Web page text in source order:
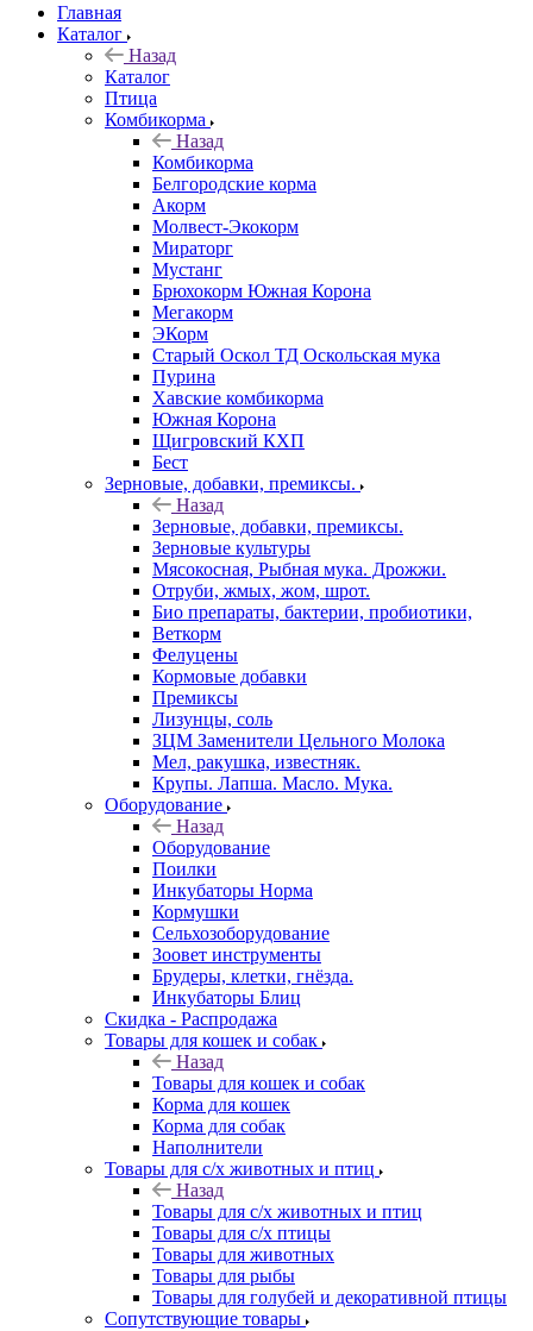
Главная
Каталог
Назад
Каталог
Птица
Комбикорма
Назад
Комбикорма
Белгородские корма
Акорм
Молвест-Экокорм
Мираторг
Мустанг
Брюхокорм Южная Корона
Мегакорм
ЭКорм
Старый Оскол ТД Оскольская мука
Пурина
Хавские комбикорма
Южная Корона
Щигровский КХП
Бест
Зерновые, добавки, премиксы.
Назад
Зерновые, добавки, премиксы.
Зерновые культуры
Мясокосная, Рыбная мука. Дрожжи.
Отруби, жмых, жом, шрот.
Био препараты, бактерии, пробиотики,
Веткорм
Фелуцены
Кормовые добавки
Премиксы
Лизунцы, соль
ЗЦМ Заменители Цельного Молока
Мел, ракушка, известняк.
Крупы. Лапша. Масло. Мука.
Оборудование
Назад
Оборудование
Поилки
Инкубаторы Норма
Кормушки
Сельхозоборудование
Зоовет инструменты
Брудеры, клетки, гнёзда.
Инкубаторы Блиц
Скидка - Распродажа
Товары для кошек и собак
Назад
Товары для кошек и собак
Корма для кошек
Корма для собак
Наполнители
Товары для с/х животных и птиц
Назад
Товары для с/х животных и птиц
Товары для с/х птицы
Товары для животных
Товары для рыбы
Товары для голубей и декоративной птицы
Сопутствующие товары